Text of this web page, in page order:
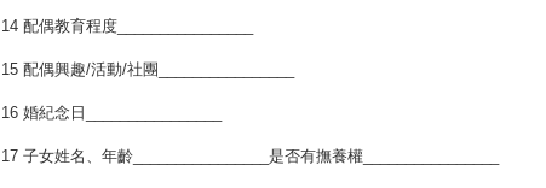
14 配偶教育程度________________
15 配偶興趣/活動/社團________________
16 婚紀念日________________
17 子女姓名、年齡________________是否有撫養權________________